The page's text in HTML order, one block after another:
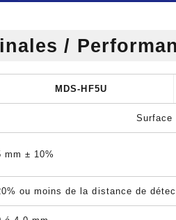
/
MDS-HF5U
Surface
mm ± 10%
ou moins de la distance de